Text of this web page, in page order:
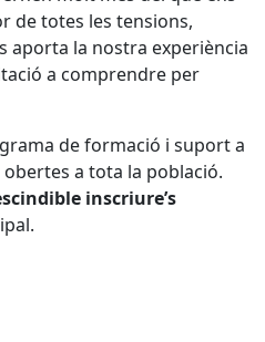
de totes les tensions,
aporta la nostra experiència
a comprendre per
de formació i suport a
a tota la població.
inscriure’s